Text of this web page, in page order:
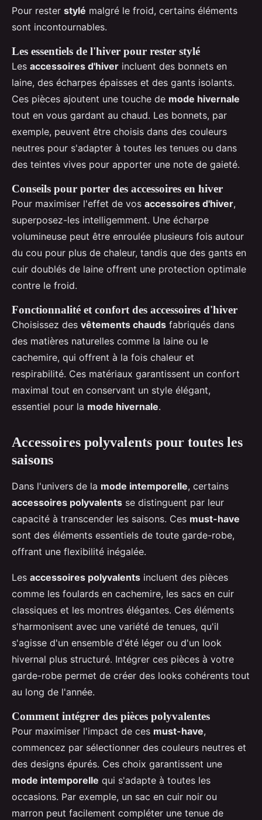
Pour rester stylé malgré le froid, certains éléments
sont incontournables.
Les essentiels de l'hiver pour rester stylé
Les accessoires d'hiver incluent des bonnets en
laine, des écharpes épaisses et des gants isolants.
Ces pièces ajoutent une touche de mode hivernale
tout en vous gardant au chaud. Les bonnets, par
exemple, peuvent être choisis dans des couleurs
neutres pour s'adapter à toutes les tenues ou dans
des teintes vives pour apporter une note de gaieté.
Conseils pour porter des accessoires en hiver
Pour maximiser l'effet de vos accessoires d'hiver,
superposez-les intelligemment. Une écharpe
volumineuse peut être enroulée plusieurs fois autour
du cou pour plus de chaleur, tandis que des gants en
cuir doublés de laine offrent une protection optimale
contre le froid.
Fonctionnalité et confort des accessoires d'hiver
Choisissez des vêtements chauds fabriqués dans
des matières naturelles comme la laine ou le
cachemire, qui offrent à la fois chaleur et
respirabilité. Ces matériaux garantissent un confort
maximal tout en conservant un style élégant,
essentiel pour la mode hivernale.
Accessoires polyvalents pour toutes les
saisons
Dans l'univers de la mode intemporelle, certains
accessoires polyvalents se distinguent par leur
capacité à transcender les saisons. Ces must-have
sont des éléments essentiels de toute garde-robe,
offrant une flexibilité inégalée.
Les accessoires polyvalents incluent des pièces
comme les foulards en cachemire, les sacs en cuir
classiques et les montres élégantes. Ces éléments
s'harmonisent avec une variété de tenues, qu'il
s'agisse d'un ensemble d'été léger ou d'un look
hivernal plus structuré. Intégrer ces pièces à votre
garde-robe permet de créer des looks cohérents tout
au long de l'année.
Comment intégrer des pièces polyvalentes
Pour maximiser l'impact de ces must-have,
commencez par sélectionner des couleurs neutres et
des designs épurés. Ces choix garantissent une
mode intemporelle qui s'adapte à toutes les
occasions. Par exemple, un sac en cuir noir ou
marron peut facilement compléter une tenue de